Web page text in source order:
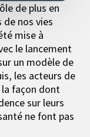
de plus en
nos vies
mise à
le lancement
un modèle de
les acteurs de
façon dont
sur leurs
ne font pas